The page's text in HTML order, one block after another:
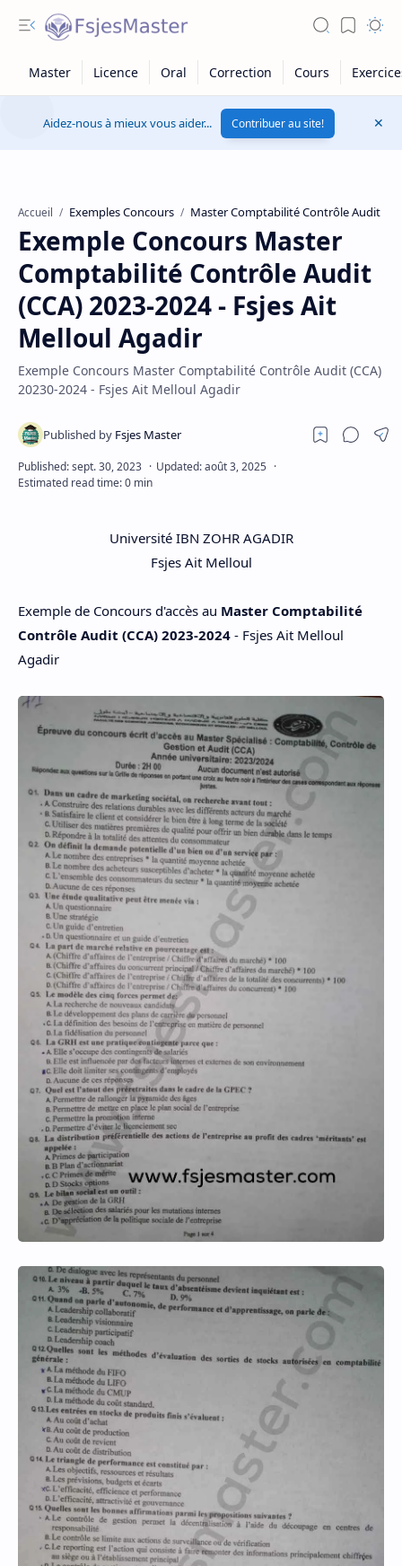
Aidez-nous à mieux vous aider... Contribuer au site!
Accueil Exemples Concours Master Comptabilité Contrôle Audit
Exemple Concours Master
Comptabilité Contrôle Audit
(CCA) 2023-2024 - Fsjes Ait
Melloul Agadir
Exemple Concours Master Comptabilité Contrôle Audit (CCA)
20230-2024 - Fsjes Ait Melloul Agadir
Université IBN ZOHR AGADIR
Fsjes Ait Melloul
Exemple de Concours d'accès au Master Comptabilité
Contrôle Audit (CCA) 2023-2024 - Fsjes Ait Melloul
Agadir